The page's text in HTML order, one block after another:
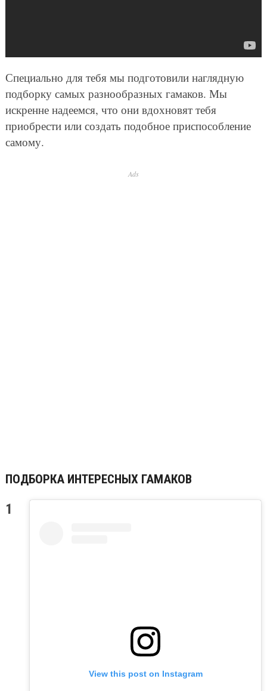
Специально для тебя мы подготовили наглядную
подборку самых разнообразных гамаков. Мы
искренне надеемся, что они вдохновят тебя
приобрести или создать подобное приспособление
самому.
Ads
ПОДБОРКА ИНТЕРЕСНЫХ ГАМАКОВ
View this post on Instagram